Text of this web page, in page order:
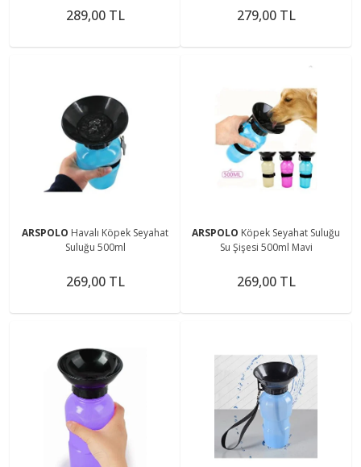
289,00 TL 279,00 TL
ARSPOLO Havalı Köpek Seyahat
Suluğu 500ml
269,00 TL
ARSPOLO Köpek Seyahat Suluğu
Su Şişesi 500ml Mavi
269,00 TL